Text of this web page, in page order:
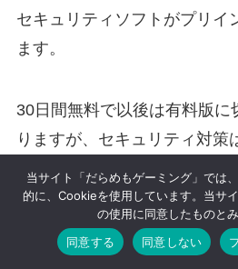
セキュリティソフトがプリイ
ます。
30日間無料で以後は有料版に
りますが、セキュリティ対策
る「Windows Defender」の
も浸透しつつあります。
基本的なセキュリティ知識が
当サイト「だらめもゲーミング」では
的に、Cookieを使用しています。当サ
の使用に同意したものとみ
同意する
同意しない